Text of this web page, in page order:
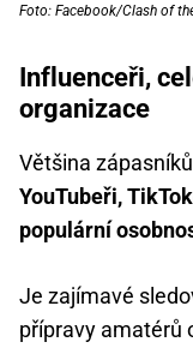
Foto: Facebook/Clash of
Influenceři,
organizace
Většina
YouTubeři,
populární
Je zajímavé
přípravy amatérů